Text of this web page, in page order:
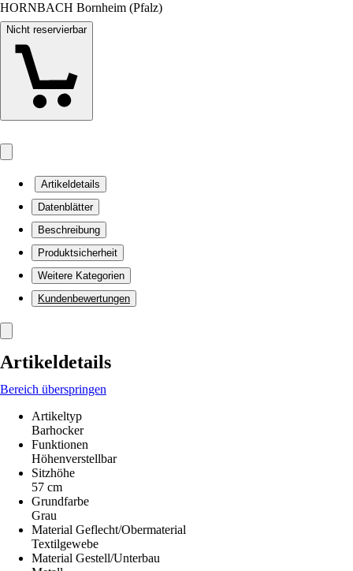
HORNBACH Bornheim (Pfalz)
Nicht reservierbar
Artikeldetails
Datenblätter
Beschreibung
Produktsicherheit
Weitere Kategorien
Kundenbewertungen
Artikeldetails
Bereich überspringen
Artikeltyp
Barhocker
Funktionen
Höhenverstellbar
Sitzhöhe
57 cm
Grundfarbe
Grau
Material Geflecht/Obermaterial
Textilgewebe
Material Gestell/Unterbau